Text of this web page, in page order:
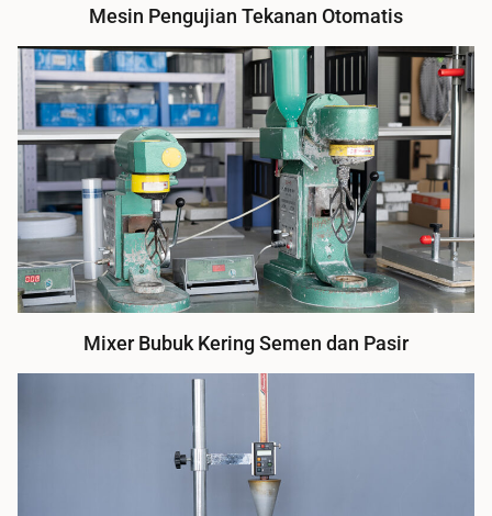
Mesin Pengujian Tekanan Otomatis
Mixer Bubuk Kering Semen dan Pasir